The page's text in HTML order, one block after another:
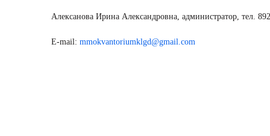
Алексанова Ирина Александровна, администратор, тел.
E-mail: mmokvantoriumklgd@gmail.com